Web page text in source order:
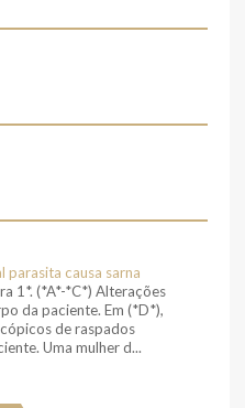
parasita causa sarna
1*. (*A*-*C*) Alterações
da paciente. Em (*D*),
de raspados
Uma mulher d...